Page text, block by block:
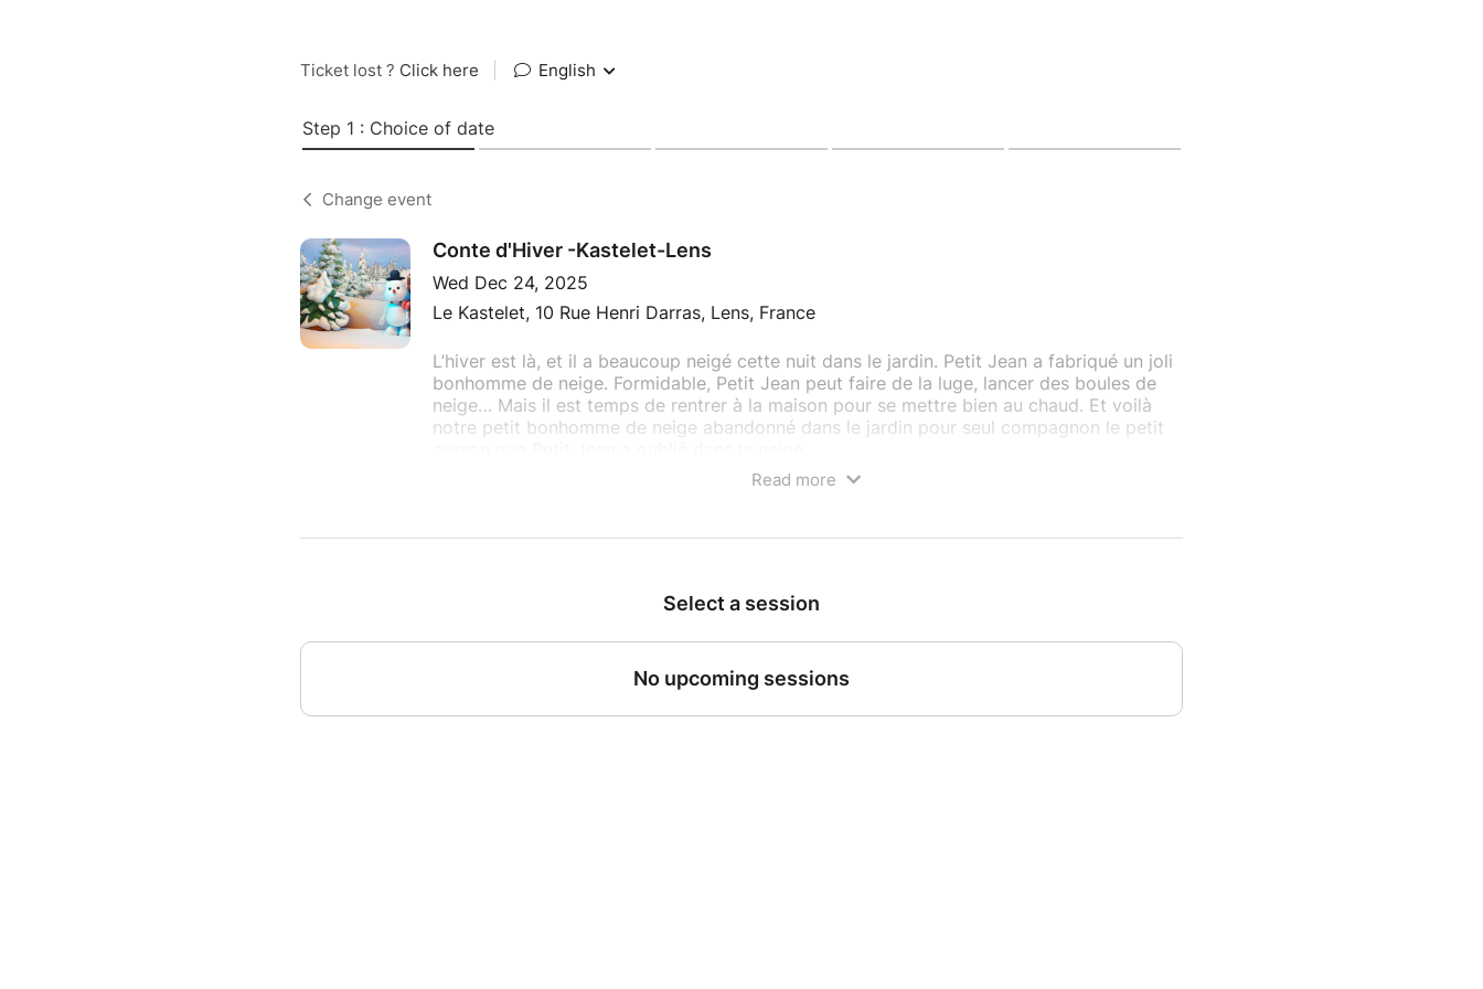
Ticket lost ? Click here English
Step 1 : Choice of date
Change event
Conte d'Hiver -Kastelet-Lens
Wed Dec 24, 2025
Le Kastelet, 10 Rue Henri Darras, Lens, France
L’hiver est là, et il a beaucoup neigé cette nuit dans le jardin. Petit Jean a fabriqué un joli
bonhomme de neige. Formidable, Petit Jean peut faire de la luge, lancer des boules de
neige… Mais il est temps de rentrer à la maison pour se mettre bien au chaud. Et voilà
notre petit bonhomme de neige abandonné dans le jardin pour seul compagnon le petit
Read more
Select a session
No upcoming sessions